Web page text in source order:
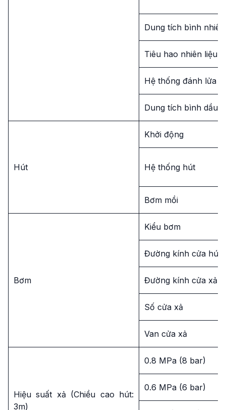
Dung tích bình
Tiêu hao nhiên liệu
Hệ thống đánh lửa
Dung tích bình dầu
Hút
Khởi động
Hệ thống hút
Bơm mồi
Bơm
Kiểu bơm
Đường kính cửa hút
Đường kính cửa xả
Số cửa xả
Van cửa xả
Hiệu suất xả (Chiều cao hút:
3m)
0.8 MPa (8 bar)
0.6 MPa (6 bar)